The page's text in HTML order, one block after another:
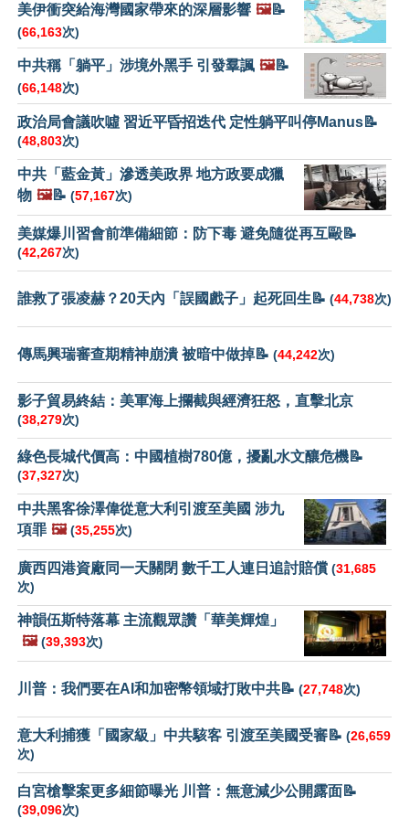
美伊衝突給海灣國家帶來的深層影響 🖼️📝
(66,163次)
中共稱「躺平」涉境外黑手 引發羣諷 🖼️📝
(66,148次)
政治局會議吹噓 習近平昏招迭代 定性躺平叫停Manus📝
(48,803次)
中共「藍金黃」滲透美政界 地方政要成獵
物 🖼️📝 (57,167次)
美媒爆川習會前準備細節：防下毒 避免隨從再互毆📝
(42,267次)
誰救了張凌赫？20天內「誤國戲子」起死回生📝 (44,738次)
傳馬興瑞審查期精神崩潰 被暗中做掉📝 (44,242次)
影子貿易終結：美軍海上攔截與經濟狂怒，直擊北京
(38,279次)
綠色長城代價高：中國植樹780億，擾亂水文釀危機📝
(37,327次)
中共黑客徐澤偉從意大利引渡至美國 涉九
項罪 🖼️ (35,255次)
廣西四港資廠同一天關閉 數千工人連日追討賠償 (31,685
次)
神韻伍斯特落幕 主流觀眾讚「華美輝煌」
🖼️ (39,393次)
川普：我們要在AI和加密幣領域打敗中共📝 (27,748次)
意大利捕獲「國家級」中共駭客 引渡至美國受審📝 (26,659
次)
白宮槍擊案更多細節曝光 川普：無意減少公開露面📝
(39,096次)